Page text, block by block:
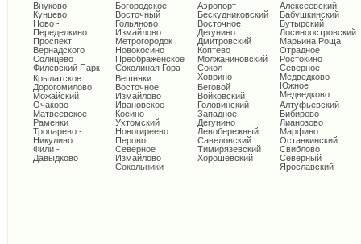
Внуково
Кунцево
Ново -
Переделкино
Проспект
Вернадского
Солнцево
Филевский Парк
Крылатское
Дорогомилово
Можайский
Очаково -
Матвеевское
Раменки
Тропарево -
Никулино
Фили -
Давыдково
Богородское
Восточный
Гольяново
Измайлово
Метрогородок
Новокосино
Преображенское
Соколиная Гора
Вешняки
Восточное
Измайлово
Ивановское
Косино-
Ухтомский
Новогиреево
Перово
Северное
Измайлово
Сокольники
Аэропорт
Бескудниковский
Восточное
Дегунино
Дмитровский
Коптево
Молжаниновский
Сокол
Ховрино
Беговой
Войковский
Головинский
Западное
Дегунино
Левобережный
Савеловский
Тимирязевский
Хорошевский
Алексеевский
Бабушкинский
Бутырский
Лосиноостровский
Марьина Роща
Отрадное
Ростокино
Северное
Медведково
Южное
Медведково
Алтуфьевский
Бибирево
Лианозово
Марфино
Останкинский
Свиблово
Северный
Ярославский